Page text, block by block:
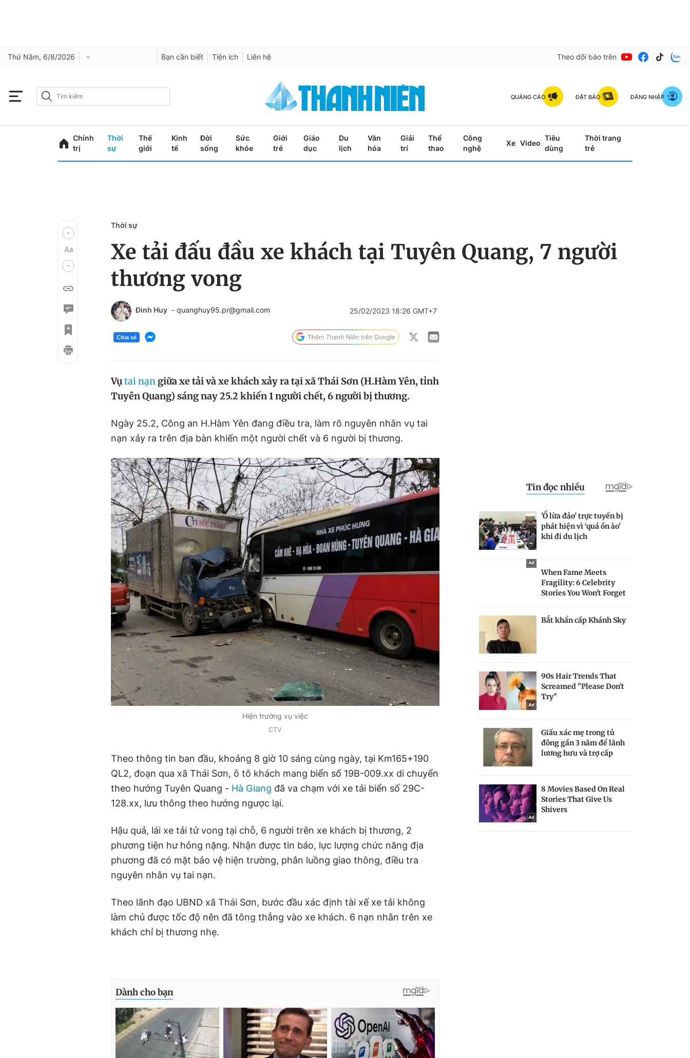
Thứ Năm, 6/8/2026 Bạn cần biết Tiện ích Liên hệ Theo dõi báo trên
QUẢNG CÁO ĐẶT BÁO ĐĂNG NHẬP
Chính
trị
Thời
sự
Thế
giới
Kinh
tế
Đời
sống
Sức
khỏe
Giới
trẻ
Giáo
dục
Du
lịch
Văn
hóa
Giải
trí
Thể
thao
Công
nghệ
Xe Video
Tiêu
dùng
Thời trang
trẻ
Thời sự
Xe tải đấu đầu xe khách tại Tuyên Quang, 7 người
thương vong
Đình Huy - quanghuy95.pr@gmail.com 25/02/2023 18:26 GMT+7
Chia sẻ
Vụtai nạngiữa xe tải và xe khách xảy ra tại xã Thái Sơn (H.Hàm Yên, tỉnh
Tuyên Quang) sáng nay 25.2 khiến 1 người chết, 6 người bị thương.
Ngày 25.2, Công an H.Hàm Yên đang điều tra, làm rõ nguyên nhân vụ tai
nạn xảy ra trên địa bàn khiến một người chết và 6 người bị thương.
Hiện trường vụ việc
CTV
Theo thông tin ban đầu, khoảng 8 giờ 10 sáng cùng ngày, tại Km165+190
QL2, đoạn qua xã Thái Sơn, ô tô khách mang biển số 19B-009.xx di chuyển
theo hướng Tuyên Quang - Hà Giang đã va chạm với xe tải biển số 29C-
128.xx, lưu thông theo hướng ngược lại.
Hậu quả, lái xe tải tử vong tại chỗ, 6 người trên xe khách bị thương, 2
phương tiện hư hỏng nặng. Nhận được tin báo, lực lượng chức năng địa
phương đã có mặt bảo vệ hiện trường, phân luồng giao thông, điều tra
nguyên nhân vụ tai nạn.
Theo lãnh đạo UBND xã Thái Sơn, bước đầu xác định tài xế xe tải không
làm chủ được tốc độ nên đã tông thẳng vào xe khách. 6 nạn nhân trên xe
khách chỉ bị thương nhẹ.